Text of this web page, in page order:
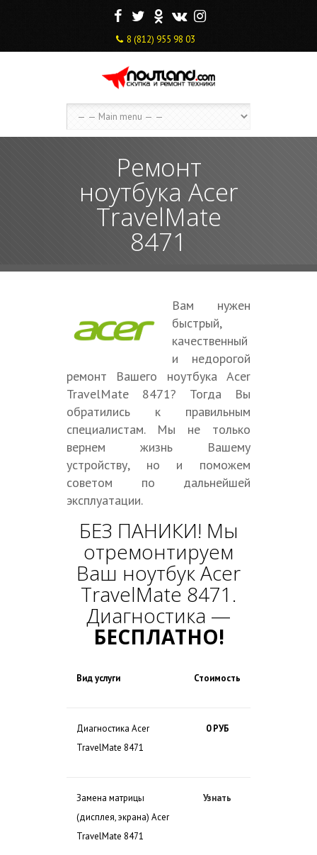
F T O V I
8 (812) 955 98 03
Ремонт
ноутбука Acer
TravelMate
8471
Вам нужен
быстрый,
качественный
и недорогой
ремонт Вашего ноутбука Acer
TravelMate 8471? Тогда Вы
обратились к правильным
специалистам. Мы не только
вернем жизнь Вашему
устройству, но и поможем
советом по дальнейшей
эксплуатации.
БЕЗ ПАНИКИ! Мы
отремонтируем
Ваш ноутбук Acer
TravelMate 8471.
Диагностика —
БЕСПЛАТНО!
Вид услуги Стоимость
Диагностика Acer
TravelMate 8471
0 РУБ
Замена матрицы
(дисплея, экрана) Acer
TravelMate 8471
Узнать